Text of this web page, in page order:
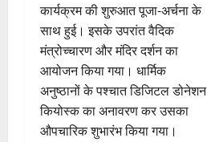
कार्यक्रम की शुरुआत पूजा-अर्चना के
साथ हुई। इसके उपरांत वैदिक
मंत्रोच्चारण और मंदिर दर्शन का
आयोजन किया गया। धार्मिक
अनुष्ठानों के पश्चात डिजिटल डोनेशन
कियोस्क का अनावरण कर उसका
औपचारिक शुभारंभ किया गया।